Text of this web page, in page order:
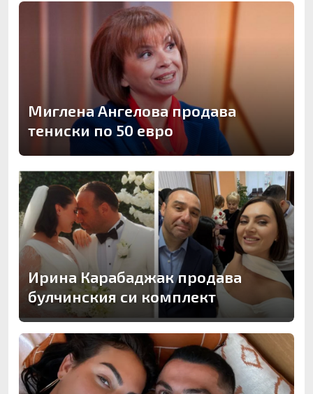
Миглена Ангелова продава
тениски по 50 евро
Ирина Карабаджак продава
булчинския си комплект